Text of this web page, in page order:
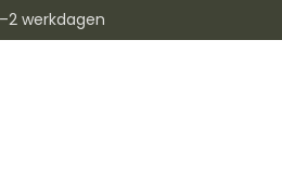
werkdagen